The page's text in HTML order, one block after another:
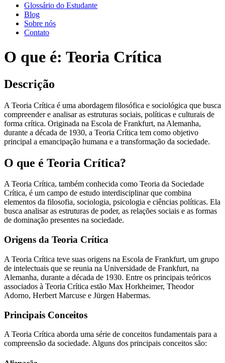
Glossário do Estudante
Blog
Sobre nós
Contato
O que é: Teoria Crítica
Descrição
A Teoria Crítica é uma abordagem filosófica e sociológica que busca
compreender e analisar as estruturas sociais, políticas e culturais de
forma crítica. Originada na Escola de Frankfurt, na Alemanha,
durante a década de 1930, a Teoria Crítica tem como objetivo
principal a emancipação humana e a transformação da sociedade.
O que é Teoria Crítica?
A Teoria Crítica, também conhecida como Teoria da Sociedade
Crítica, é um campo de estudo interdisciplinar que combina
elementos da filosofia, sociologia, psicologia e ciências políticas. Ela
busca analisar as estruturas de poder, as relações sociais e as formas
de dominação presentes na sociedade.
Origens da Teoria Crítica
A Teoria Crítica teve suas origens na Escola de Frankfurt, um grupo
de intelectuais que se reunia na Universidade de Frankfurt, na
Alemanha, durante a década de 1930. Entre os principais teóricos
associados à Teoria Crítica estão Max Horkheimer, Theodor
Adorno, Herbert Marcuse e Jürgen Habermas.
Principais Conceitos
A Teoria Crítica aborda uma série de conceitos fundamentais para a
compreensão da sociedade. Alguns dos principais conceitos são: